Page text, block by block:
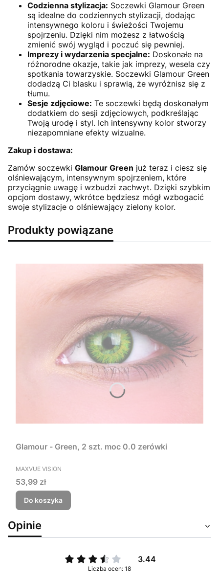
Codzienna stylizacja: Soczewki Glamour Green
są idealne do codziennych stylizacji, dodając
intensywnego koloru i świeżości Twojemu
spojrzeniu. Dzięki nim możesz z łatwością
zmienić swój wygląd i poczuć się pewniej.
Imprezy i wydarzenia specjalne: Doskonałe na
różnorodne okazje, takie jak imprezy, wesela czy
spotkania towarzyskie. Soczewki Glamour Green
dodadzą Ci blasku i sprawią, że wyróżnisz się z
tłumu.
Sesje zdjęciowe: Te soczewki będą doskonałym
dodatkiem do sesji zdjęciowych, podkreślając
Twoją urodę i styl. Ich intensywny kolor stworzy
niezapomniane efekty wizualne.
Zakup i dostawa:
Zamów soczewki Glamour Green już teraz i ciesz się
olśniewającym, intensywnym spojrzeniem, które
przyciągnie uwagę i wzbudzi zachwyt. Dzięki szybkim
opcjom dostawy, wkrótce będziesz mógł wzbogacić
swoje stylizacje o olśniewający zielony kolor.
Produkty powiązane
Glamour - Green, 2 szt. moc 0.0 zerówki
PRODUCENT
MAXVUE VISION
Cena
53,99 zł
Do koszyka
Opinie
3.44
Liczba ocen: 18